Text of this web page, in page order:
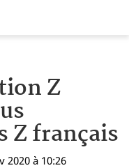
Z
Z français
2020 à 10:26